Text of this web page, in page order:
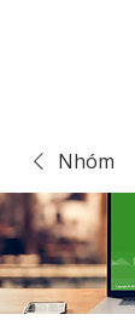
Nhóm